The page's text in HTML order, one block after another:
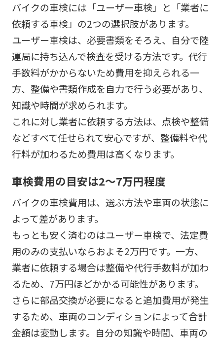
バイクの車検には「ユーザー車検」と「業者に
依頼する車検」の2つの選択肢があります。
ユーザー車検は、必要書類をそろえ、自分で陸
運局に持ち込んで検査を受ける方法です。代行
手数料がかからないため費用を抑えられる一
方、整備や書類作成を自力で行う必要があり、
知識や時間が求められます。
これに対し業者に依頼する方法は、点検や整備
などすべて任せられて安心ですが、整備料や代
行料が加わるため費用は高くなります。
車検費用の目安は2～7万円程度
バイクの車検費用は、選ぶ方法や車両の状態に
よって差があります。
もっとも安く済むのはユーザー車検で、法定費
用のみの支払いならおよそ2万円です。一方、
業者に依頼する場合は整備や代行手数料が加わ
るため、7万円ほどかかる可能性があります。
さらに部品交換が必要になると追加費用が発生
するため、車両のコンディションによって合計
金額は変動します。自分の知識や時間、車両の